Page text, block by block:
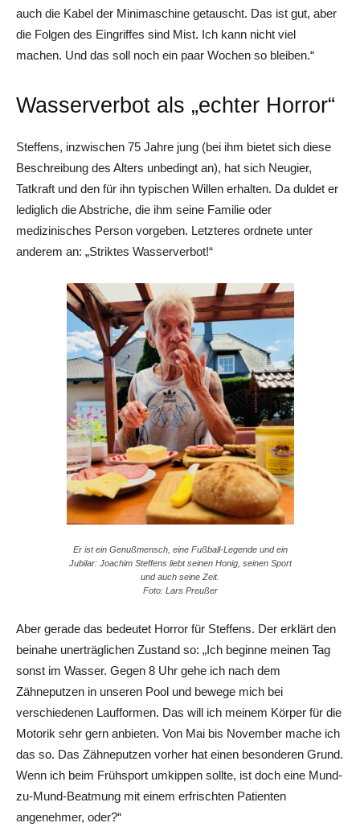
auch die Kabel der Minimaschine getauscht. Das ist gut, aber
die Folgen des Eingriffes sind Mist. Ich kann nicht viel
machen. Und das soll noch ein paar Wochen so bleiben.“
Wasserverbot als „echter Horror“
Steffens, inzwischen 75 Jahre jung (bei ihm bietet sich diese
Beschreibung des Alters unbedingt an), hat sich Neugier,
Tatkraft und den für ihn typischen Willen erhalten. Da duldet er
lediglich die Abstriche, die ihm seine Familie oder
medizinisches Person vorgeben. Letzteres ordnete unter
anderem an: „Striktes Wasserverbot!“
Er ist ein Genußmensch, eine Fußball-Legende und ein
Jubilar: Joachim Steffens liebt seinen Honig, seinen Sport
und auch seine Zeit.
Foto: Lars Preußer
Aber gerade das bedeutet Horror für Steffens. Der erklärt den
beinahe unerträglichen Zustand so: „Ich beginne meinen Tag
sonst im Wasser. Gegen 8 Uhr gehe ich nach dem
Zähneputzen in unseren Pool und bewege mich bei
verschiedenen Laufformen. Das will ich meinem Körper für die
Motorik sehr gern anbieten. Von Mai bis November mache ich
das so. Das Zähneputzen vorher hat einen besonderen Grund.
Wenn ich beim Frühsport umkippen sollte, ist doch eine Mund-
zu-Mund-Beatmung mit einem erfrischten Patienten
angenehmer, oder?“